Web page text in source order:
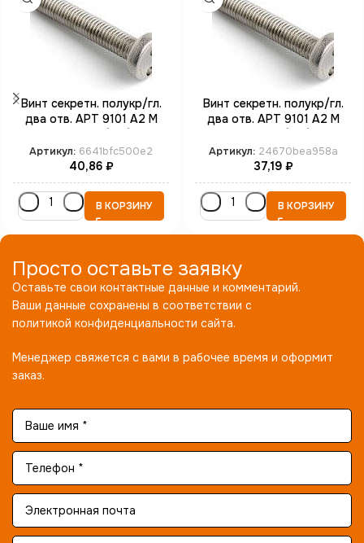
Винт секретн. полукр/гл.
два отв. АРТ 9101 А2 M
Артикул: 6641bfc500e2
40,86 ₽
В КОРЗИНУ
Винт секретн. полукр/гл.
два отв. АРТ 9101 А2 M
Артикул: 24670bea958a
37,19 ₽
В КОРЗИНУ
Просто оставьте заявку
Оставьте свои контактные данные и комментарий.
Ваши данные сохранены в соответствии с
политикой конфиденциальности сайта.
Менеджер свяжется с вами в рабочее время и оформит
заказ.